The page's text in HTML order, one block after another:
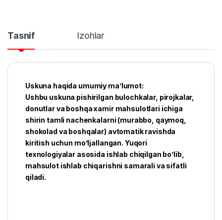
Tasnif Izohlar
Uskuna haqida umumiy ma’lumot:
Ushbu uskuna pishirilgan bulochkalar, pirojkalar,
donutlar va boshqa xamir mahsulotlari ichiga
shirin tamli nachenkalarni (murabbo, qaymoq,
shokolad va boshqalar) avtomatik ravishda
kiritish uchun mo’ljallangan. Yuqori
texnologiyalar asosida ishlab chiqilgan bo’lib,
mahsulot ishlab chiqarishni samarali va sifatli
qiladi.